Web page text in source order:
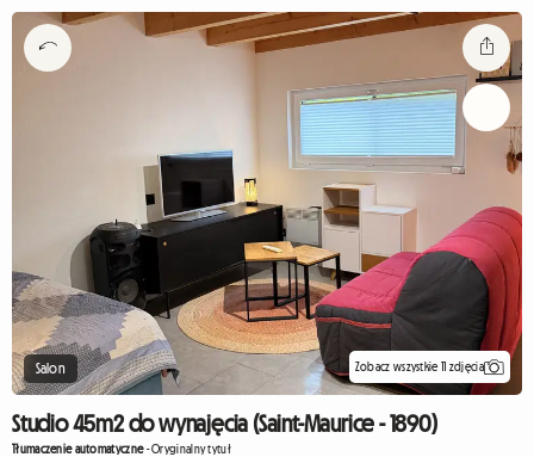
Salon Zobacz wszystkie 11 zdjęcia
Studio 45m2 do wynajęcia (Saint-Maurice - 1890)
Tłumaczenie automatyczne-Oryginalny tytuł